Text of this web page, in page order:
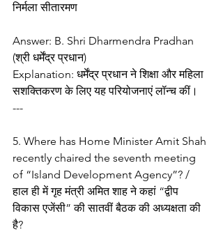
निर्मला सीतारमण
Answer: B. Shri Dharmendra Pradhan
(श्री धर्मेंद्र प्रधान)
Explanation: धर्मेंद्र प्रधान ने शिक्षा और महिला
सशक्तिकरण के लिए यह परियोजनाएं लॉन्च कीं।
---
5. Where has Home Minister Amit Shah
recently chaired the seventh meeting
of “Island Development Agency”? /
हाल ही में गृह मंत्री अमित शाह ने कहां “द्वीप
विकास एजेंसी” की सातवीं बैठक की अध्यक्षता की
है?